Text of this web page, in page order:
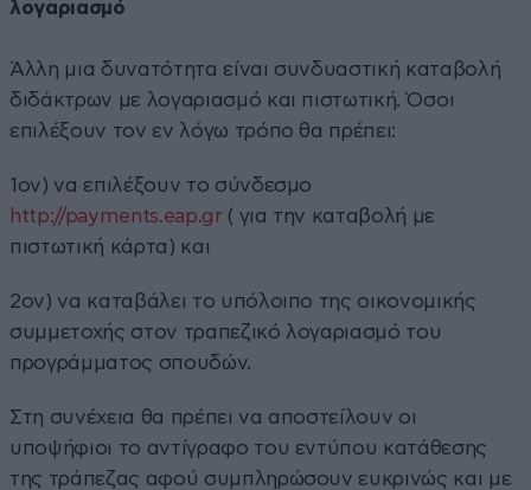
λογαριασμό
Άλλη μια δυνατότητα είναι συνδυαστική καταβολή
διδάκτρων με λογαριασμό και πιστωτική. Όσοι
επιλέξουν τον εν λόγω τρόπο θα πρέπει:
1ον) να επιλέξουν το σύνδεσμο
http://payments.eap.gr ( για την καταβολή με
πιστωτική κάρτα) και
2ον) να καταβάλει το υπόλοιπο της οικονομικής
συμμετοχής στον τραπεζικό λογαριασμό του
προγράμματος σπουδών.
Στη συνέχεια θα πρέπει να αποστείλουν οι
υποψήφιοι το αντίγραφο του εντύπου κατάθεσης
της τράπεζας αφού συμπληρώσουν ευκρινώς και με